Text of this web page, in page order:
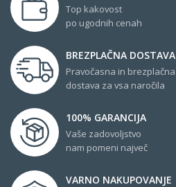
Top kakovost
po ugodnih cenah
BREZPLAČNA DOSTAVA
Pravočasna in brezplačna
dostava za vsa naročila
100% GARANCIJA
Vaše zadovoljstvo
nam pomeni največ
VARNO NAKUPOVANJE